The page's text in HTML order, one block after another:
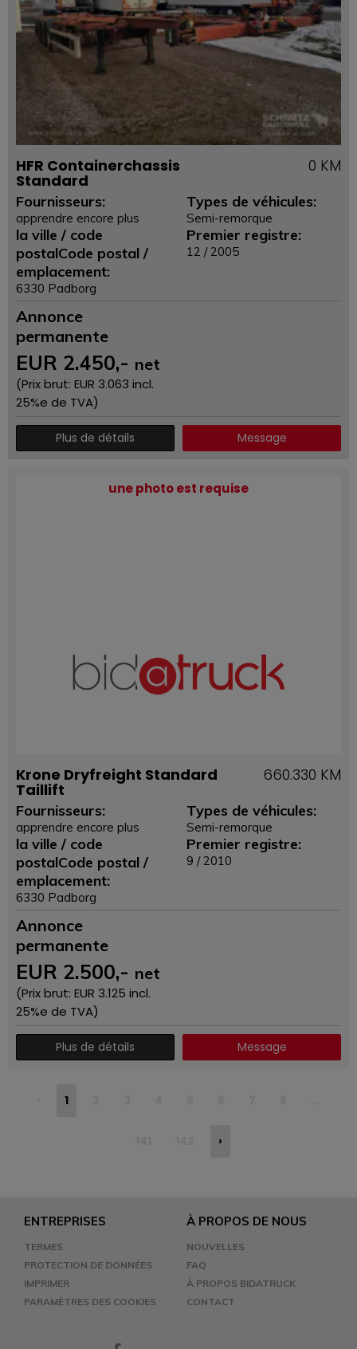
HFR Containerchassis
Standard
0 KM
Fournisseurs:
apprendre encore plus
la ville / code
postalCode postal /
emplacement:
6330 Padborg
Types de véhicules:
Semi-remorque
Premier registre:
12 / 2005
Annonce
permanente
EUR 2.450,- net
(Prix ​​brut: EUR 3.063 incl.
25%e de TVA)
Plus de détails Message
une photo est requise
Krone Dryfreight Standard
Taillift
660.330 KM
Fournisseurs:
apprendre encore plus
la ville / code
postalCode postal /
emplacement:
6330 Padborg
Types de véhicules:
Semi-remorque
Premier registre:
9 / 2010
Annonce
permanente
EUR 2.500,- net
(Prix ​​brut: EUR 3.125 incl.
25%e de TVA)
Plus de détails Message
1
›
ENTREPRISES
TERMES
PROTECTION DE DONNÉES
IMPRIMER
PARAMÈTRES DES COOKIES
À PROPOS DE NOUS
NOUVELLES
FAQ
À PROPOS BIDATRUCK
CONTACT